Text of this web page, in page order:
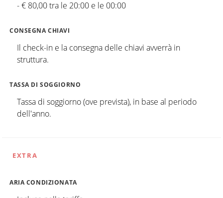
- € 80,00 tra le 20:00 e le 00:00
CONSEGNA CHIAVI
Il check-in e la consegna delle chiavi avverrà in
struttura.
TASSA DI SOGGIORNO
Tassa di soggiorno (ove prevista), in base al periodo
dell'anno.
EXTRA
ARIA CONDIZIONATA